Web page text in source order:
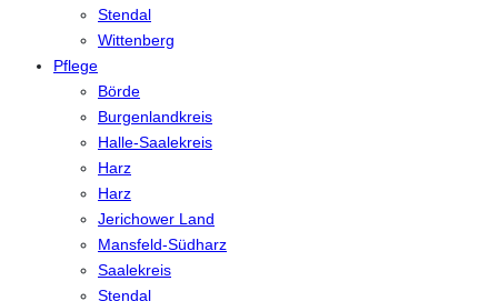
Stendal
Wittenberg
Pflege
Börde
Burgenlandkreis
Halle-Saalekreis
Harz
Harz
Jerichower Land
Mansfeld-Südharz
Saalekreis
Stendal